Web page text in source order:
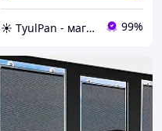
☀️ TyulPan - магазин готовых ролетов день-ночь 99%